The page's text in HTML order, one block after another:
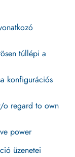
túllépi a
konfigurációs
o regard to own
power
üzenetei